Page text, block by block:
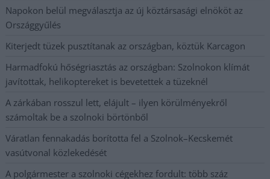
Napokon belül megválasztja az új köztársasági elnököt az
Országgyűlés
Kiterjedt tüzek pusztítanak az országban, köztük Karcagon
Harmadfokú hőségriasztás az országban: Szolnokon klímát
javítottak, helikoptereket is bevetettek a tüzeknél
A zárkában rosszul lett, elájult – ilyen körülményekről
számoltak be a szolnoki börtönből
Váratlan fennakadás borította fel a Szolnok–Kecskemét
vasútvonal közlekedését
A polgármester a szolnoki cégekhez fordult: több száz